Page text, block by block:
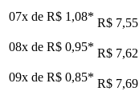
07x de R$ 1,08* R$ 7,55
08x de R$ 0,95* R$ 7,62
09x de R$ 0,85* R$ 7,69